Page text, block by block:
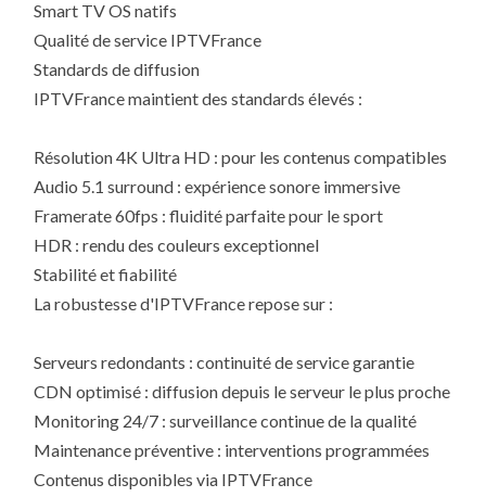
Smart TV OS natifs
Qualité de service IPTVFrance
Standards de diffusion
IPTVFrance maintient des standards élevés :
Résolution 4K Ultra HD : pour les contenus compatibles
Audio 5.1 surround : expérience sonore immersive
Framerate 60fps : fluidité parfaite pour le sport
HDR : rendu des couleurs exceptionnel
Stabilité et fiabilité
La robustesse d'IPTVFrance repose sur :
Serveurs redondants : continuité de service garantie
CDN optimisé : diffusion depuis le serveur le plus proche
Monitoring 24/7 : surveillance continue de la qualité
Maintenance préventive : interventions programmées
Contenus disponibles via IPTVFrance